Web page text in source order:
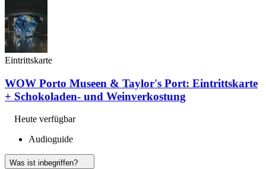
Eintrittskarte
WOW Porto Museen & Taylor's Port: Eintrittskarte
+ Schokoladen- und Weinverkostung
Heute verfügbar
Audioguide
Was ist inbegriffen?